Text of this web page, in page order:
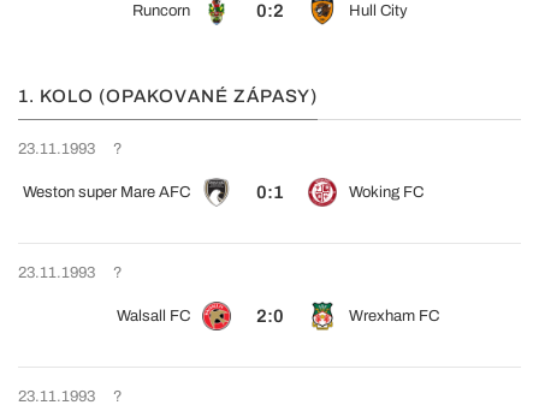
Runcorn 0:2 Hull City
1. KOLO (OPAKOVANÉ ZÁPASY)
23.11.1993 ?
Weston super Mare AFC 0:1 Woking FC
23.11.1993 ?
Walsall FC 2:0 Wrexham FC
23.11.1993 ?